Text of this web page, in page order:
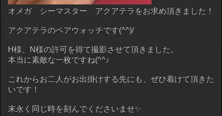
オメガ シーマスター アクアテラをお求め頂きました！
アクアテラのペアウォッチです(^^)/
H様、N様の許可を得て撮影させて頂きました。
本当に素敵な一枚ですね(^^♪
これからお二人がお出掛けする先にも、ぜひ着けて頂きた
いです！
末永く同じ時を刻んでくださいませ✨